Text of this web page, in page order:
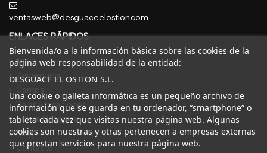
ventasweb@desguaceelostion.com
ENLACES RÁPIDOS
Inicio
Recambios
Bajas y tasaciones
Sobre Nosotros
Blog
Contacto
Bienvenida/o a la información básica sobre las cookies de la
página web responsabilidad de la entidad:
DESGUACE EL OSTION S.L.
Una cookie o galleta informática es un pequeño archivo de
información que se guarda en tu ordenador, “smartphone” o
tableta cada vez que visitas nuestra página web. Algunas
cookies son nuestras y otras pertenecen a empresas externas
que prestan servicios para nuestra página web.